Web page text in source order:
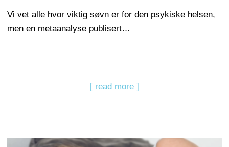
Vi vet alle hvor viktig søvn er for den psykiske helsen,
men en metaanalyse publisert…
[ read more ]